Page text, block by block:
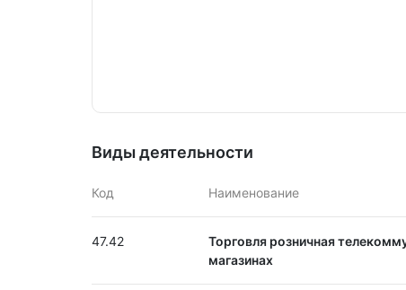
Виды деятельности
Код Наименование
47.42
Торговля розничная
магазинах